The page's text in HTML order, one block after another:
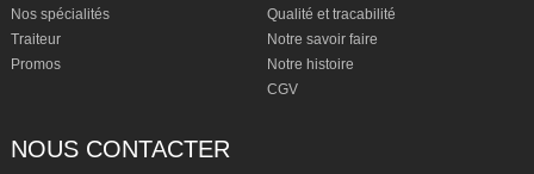
Nos spécialités
Traiteur
Promos
Qualité et tracabilité
Notre savoir faire
Notre histoire
CGV
NOUS CONTACTER